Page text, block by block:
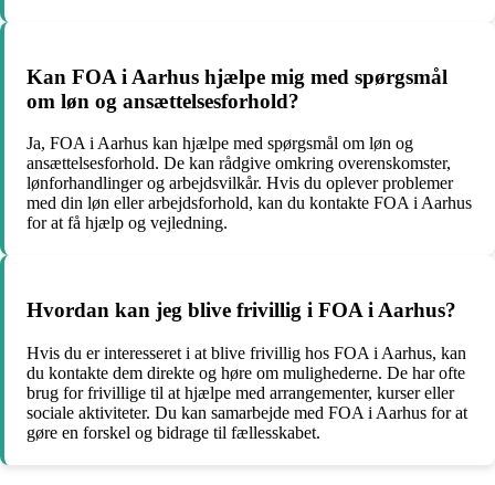
Kan FOA i Aarhus hjælpe mig med spørgsmål
om løn og ansættelsesforhold?
Ja, FOA i Aarhus kan hjælpe med spørgsmål om løn og
ansættelsesforhold. De kan rådgive omkring overenskomster,
lønforhandlinger og arbejdsvilkår. Hvis du oplever problemer
med din løn eller arbejdsforhold, kan du kontakte FOA i Aarhus
for at få hjælp og vejledning.
Hvordan kan jeg blive frivillig i FOA i Aarhus?
Hvis du er interesseret i at blive frivillig hos FOA i Aarhus, kan
du kontakte dem direkte og høre om mulighederne. De har ofte
brug for frivillige til at hjælpe med arrangementer, kurser eller
sociale aktiviteter. Du kan samarbejde med FOA i Aarhus for at
gøre en forskel og bidrage til fællesskabet.